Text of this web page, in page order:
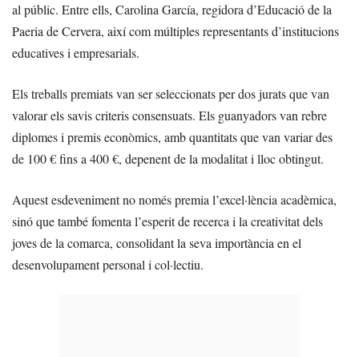
al públic. Entre ells, Carolina García, regidora d’Educació de la
Paeria de Cervera, així com múltiples representants d’institucions
educatives i empresarials.
Els treballs premiats van ser seleccionats per dos jurats que van
valorar els savis criteris consensuats. Els guanyadors van rebre
diplomes i premis econòmics, amb quantitats que van variar des
de 100 € fins a 400 €, depenent de la modalitat i lloc obtingut.
Aquest esdeveniment no només premia l’excel·lència acadèmica,
sinó que també fomenta l’esperit de recerca i la creativitat dels
joves de la comarca, consolidant la seva importància en el
desenvolupament personal i col·lectiu.